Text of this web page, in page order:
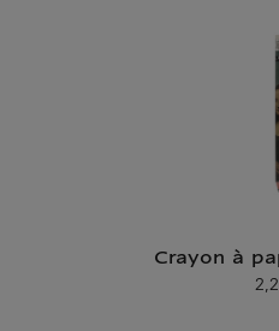
Crayon à
Prix